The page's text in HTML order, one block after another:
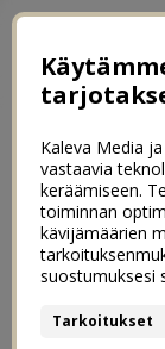
←
Testissä
Kaleva Media
vastaavia
keräämiseen.
toiminnan
kävijämäärien
suostumuksesi
Tarkoitukset